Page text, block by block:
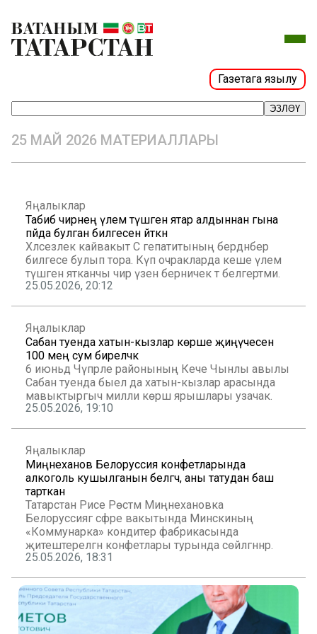
Газетага язылу
ЭЗЛӘҮ
25 МАЙ 2026 МАТЕРИАЛЛАРЫ
Яңалыклар
Табиб чирнең үлем түшәгенә ятар алдыннан гына
пәйда булган билгесен әйткән
Хәлсезлек кайвакыт С гепатитының бердәнбер
билгесе булып тора. Күп очракларда кеше үлем
түшәгенә ятканчы чир үзен берничек тә белгертми.
25.05.2026, 20:12
Яңалыклар
Сабан туенда хатын-кызлар көрәше җиңүчесенә
100 мең сум биреләчәк
6 июньдә Чүпрәле районының Кече Чынлы авылы
Сабан туенда быел да хатын-кызлар арасында
мавыктыргыч милли көрәш ярышлары узачак.
25.05.2026, 19:10
Яңалыклар
Миңнеханов Белоруссия конфетларында
алкоголь кушылганын белгәч, аны татудан баш
тарткан
Татарстан Рәисе Рөстәм Миңнехановка
Белоруссиягә сәфәре вакытында Минскиның
«Коммунарка» кондитер фабрикасында
җитештерелгән конфетлары турында сөйләгәннәр.
25.05.2026, 18:31